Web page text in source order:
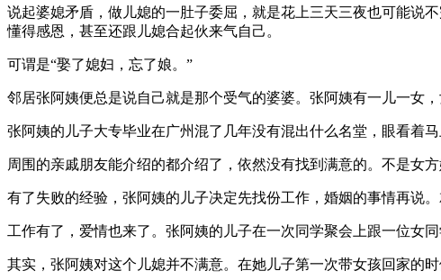
说起婆媳矛盾，做儿媳的一肚子委屈，就是花上三天三夜也可能说
懂得感恩，甚至还跟儿媳合起伙来气自己。
可谓是“娶了媳妇，忘了娘。”
邻居张阿姨便总是说自己就是那个受气的婆婆。张阿姨有一儿一女
张阿姨的儿子大专毕业在广州混了几年没有混出什么名堂，眼看着
周围的亲戚朋友能介绍的都介绍了，依然没有找到满意的。不是女
有了失败的经验，张阿姨的儿子决定先找份工作，婚姻的事情再说
工作有了，爱情也来了。张阿姨的儿子在一次同学聚会上跟一位女
其实，张阿姨对这个儿媳并不满意。在她儿子第一次带女孩回家的